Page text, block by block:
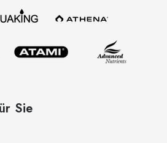
Sie